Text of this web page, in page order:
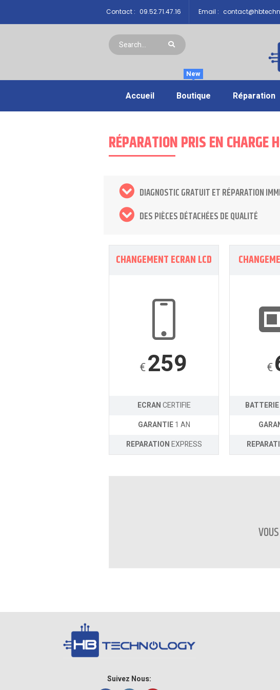
Contact : 09.52.71.47.16 Email :
Accueil Boutique
New
Réparation
RÉPARATION PRIS EN CHARGE
DIAGNOSTIC GRATUIT ET RÉPARATION
DES PIÈCES DÉTACHÉES DE QUALITÉ
CHANGEMENT ECRAN LCD
€259
ECRANCERTIFIE
GARANTIE1 AN
REPARATIONEXPRESS
€
BATTERIE
Suivez Nous: